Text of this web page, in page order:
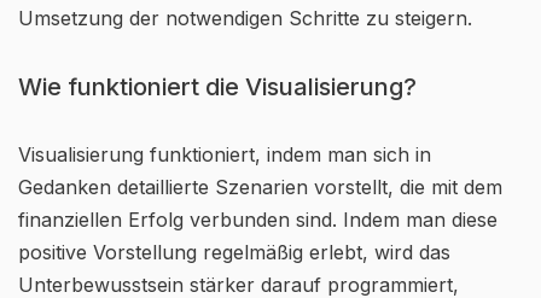
Umsetzung der notwendigen Schritte zu steigern.
Wie funktioniert die Visualisierung?
Visualisierung funktioniert, indem man sich in
Gedanken detaillierte Szenarien vorstellt, die mit dem
finanziellen Erfolg verbunden sind. Indem man diese
positive Vorstellung regelmäßig erlebt, wird das
Unterbewusstsein stärker darauf programmiert,